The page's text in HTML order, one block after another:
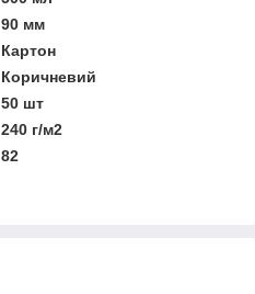
90 мм
Картон
Коричневий
50 шт
240 г/м2
82